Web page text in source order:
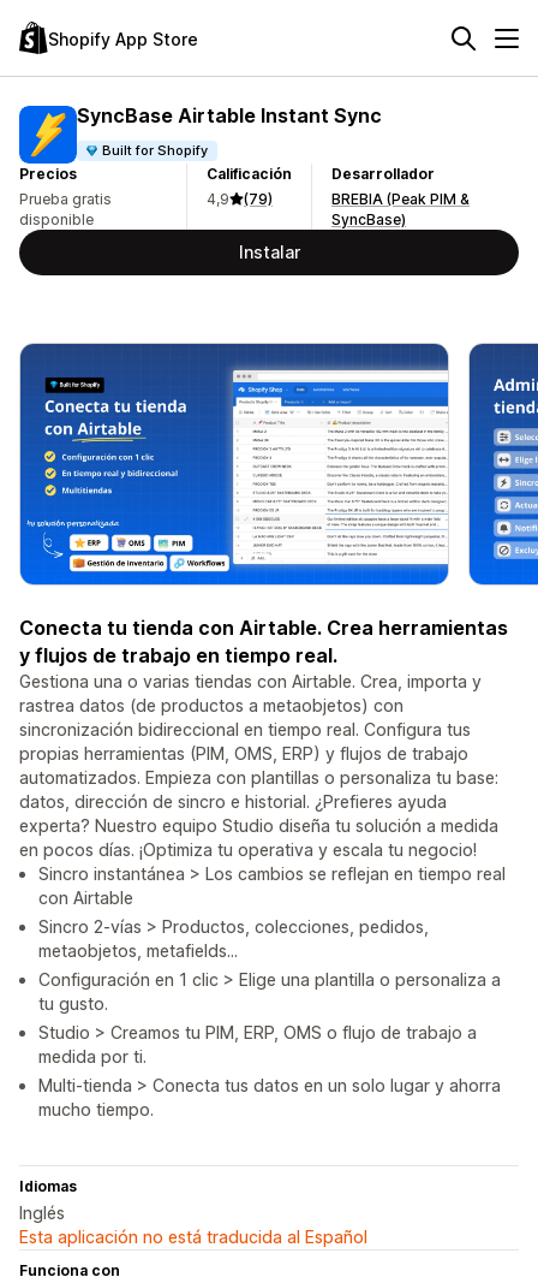
Shopify App Store
SyncBase Airtable Instant Sync
Built for Shopify
Precios
Prueba gratis
disponible
Calificación
4,9
(79)
Desarrollador
BREBIA (Peak PIM &
SyncBase)
Instalar
Conecta tu tienda con Airtable. Crea herramientas
y flujos de trabajo en tiempo real.
Gestiona una o varias tiendas con Airtable. Crea, importa y
rastrea datos (de productos a metaobjetos) con
sincronización bidireccional en tiempo real. Configura tus
propias herramientas (PIM, OMS, ERP) y flujos de trabajo
automatizados. Empieza con plantillas o personaliza tu base:
datos, dirección de sincro e historial. ¿Prefieres ayuda
experta? Nuestro equipo Studio diseña tu solución a medida
en pocos días. ¡Optimiza tu operativa y escala tu negocio!
Sincro instantánea > Los cambios se reflejan en tiempo real
con Airtable
Sincro 2-vías > Productos, colecciones, pedidos,
metaobjetos, metafields...
Configuración en 1 clic > Elige una plantilla o personaliza a
tu gusto.
Studio > Creamos tu PIM, ERP, OMS o flujo de trabajo a
medida por ti.
Multi-tienda > Conecta tus datos en un solo lugar y ahorra
mucho tiempo.
Idiomas
Inglés
Esta aplicación no está traducida al Español
Funciona con